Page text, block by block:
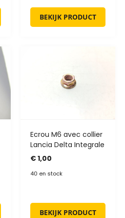
BEKIJK PRODUCT
Ecrou M6 avec collier
Lancia Delta Integrale
€1,00
40 en stock
BEKIJK PRODUCT